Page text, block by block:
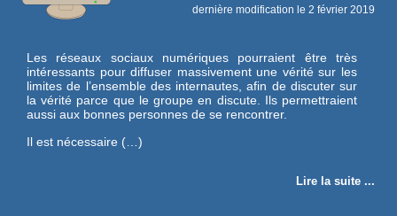
dernière modification le 2 février 2019
Les réseaux sociaux numériques pourraient être très
intéressants pour diffuser massivement une vérité sur les
limites de l’ensemble des internautes, afin de discuter sur
la vérité parce que le groupe en discute. Ils permettraient
aussi aux bonnes personnes de se rencontrer.
Il est nécessaire (…)
Lire la suite ...